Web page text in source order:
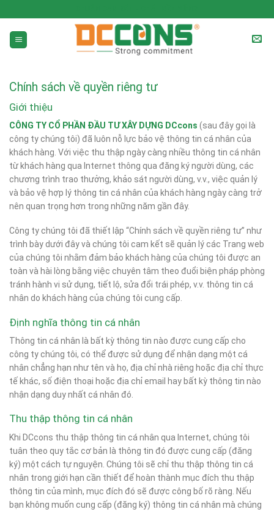
Chính sách về quyền riêng tư
Giới thiệu
CÔNG TY CỔ PHẦN ĐẦU TƯ XÂY DỰNG DCcons (sau đây gọi là
công ty chúng tôi) đã luôn nỗ lực bảo vệ thông tin cá nhân của
khách hàng. Với việc thu thập ngày càng nhiều thông tin cá nhân
từ khách hàng qua Internet thông qua đăng ký người dùng, các
chương trình trao thưởng, khảo sát người dùng, v.v., việc quản lý
và bảo vệ hợp lý thông tin cá nhân của khách hàng ngày càng trở
nên quan trọng hơn trong những năm gần đây.
Công ty chúng tôi đã thiết lập “Chính sách về quyền riêng tư” như
trình bày dưới đây và chúng tôi cam kết sẽ quản lý các Trang web
của chúng tôi nhằm đảm bảo khách hàng của chúng tôi được an
toàn và hài lòng bằng việc chuyên tâm theo đuổi biện pháp phòng
tránh hành vi sử dụng, tiết lộ, sửa đổi trái phép, v.v. thông tin cá
nhân do khách hàng của chúng tôi cung cấp.
Định nghĩa thông tin cá nhân
Thông tin cá nhân là bất kỳ thông tin nào được cung cấp cho
công ty chúng tôi, có thể được sử dụng để nhận dạng một cá
nhân chẳng hạn như tên và họ, địa chỉ nhà riêng hoặc địa chỉ thực
tế khác, số điện thoại hoặc địa chỉ email hay bất kỳ thông tin nào
nhận dạng duy nhất cá nhân đó.
Thu thập thông tin cá nhân
Khi DCcons thu thập thông tin cá nhân qua Internet, chúng tôi
tuân theo quy tắc cơ bản là thông tin đó được cung cấp (đăng
ký) một cách tự nguyện. Chúng tôi sẽ chỉ thu thập thông tin cá
nhân trong giới hạn cần thiết để hoàn thành mục đích thu thập
thông tin của mình, mục đích đó sẽ được công bố rõ ràng. Nếu
bạn không muốn cung cấp (đăng ký) thông tin cá nhân mà chúng